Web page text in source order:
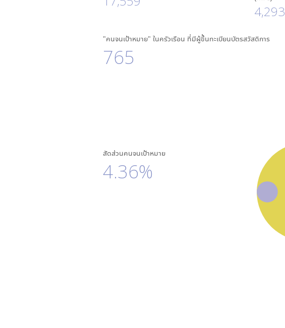
4,293
"คนจนเป้าหมาย" ในครัวเรือน ที่มีผู้ขึ้นทะเบียนบัตรสวัสดิการ
765
สัดส่วนคนจนเป้าหมาย
4.36%